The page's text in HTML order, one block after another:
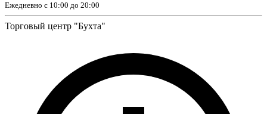
Ежедневно с 10:00 до 20:00
Торговый центр "Бухта"